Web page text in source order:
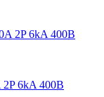
6kA 400В